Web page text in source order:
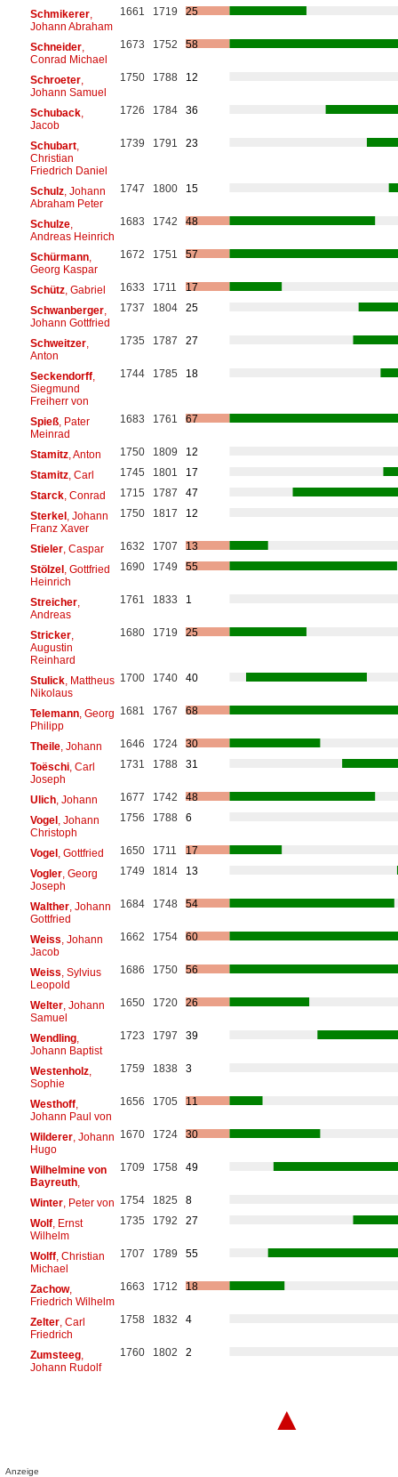
Schmikerer,
Johann Abraham
1661 1719 25
Schneider,
Conrad Michael
1673 1752 58
Schroeter,
Johann Samuel
1750 1788 12
Schuback,
Jacob
1726 1784 36
Schubart,
Christian
Friedrich Daniel
1739 1791 23
Schulz, Johann
Abraham Peter
1747 1800 15
Schulze,
Andreas Heinrich
1683 1742 48
Schürmann,
Georg Kaspar
1672 1751 57
Schütz, Gabriel 1633 1711
17
Schwanberger,
Johann Gottfried
1737 1804 25
Schweitzer,
Anton
1735 1787 27
Seckendorff,
Siegmund
Freiherr von
1744 1785 18
Spieß, Pater
Meinrad
1683 1761 67
Stamitz, Anton 1750 1809
12
Stamitz, Carl 1745 1801
17
Starck, Conrad 1715 1787
47
Sterkel, Johann
Franz Xaver
1750 1817 12
Stieler, Caspar 1632 1707
13
Stölzel, Gottfried
Heinrich
1690 1749 55
Streicher,
Andreas
1761 1833 1
Stricker,
Augustin
Reinhard
1680 1719 25
Stulick, Mattheus
Nikolaus
1700 1740 40
Telemann, Georg
Philipp
1681 1767 68
Theile, Johann 1646 1724
30
Toëschi, Carl
Joseph
1731 1788 31
Ulich, Johann 1677 1742
48
Vogel, Johann
Christoph
1756 1788 6
Vogel, Gottfried 1650 1711
17
Vogler, Georg
Joseph
1749 1814 13
Walther, Johann
Gottfried
1684 1748 54
Weiss , Johann
Jacob
1662 1754 60
Weiss , Sylvius
Leopold
1686 1750 56
Welter, Johann
Samuel
1650 1720 26
Wendling,
Johann Baptist
1723 1797 39
Westenholz,
Sophie
1759 1838 3
Westhoff,
Johann Paul von
1656 1705 11
Wilderer, Johann
Hugo
1670 1724 30
Wilhelmine von
Bayreuth,
1709 1758 49
Winter, Peter von 1754 1825
8
Wolf, Ernst
Wilhelm
1735 1792 27
Wolff, Christian
Michael
1707 1789 55
Zachow,
Friedrich Wilhelm
1663 1712 18
Zelter, Carl
Friedrich
1758 1832 4
Zumsteeg,
Johann Rudolf
1760 1802 2
▲
Anzeige